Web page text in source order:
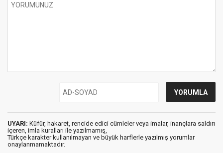
UYARI: Küfür, hakaret, rencide edici cümleler veya imalar, inançlara saldırı
içeren, imla kuralları ile yazılmamış,
Türkçe karakter kullanılmayan ve büyük harflerle yazılmış yorumlar
onaylanmamaktadır.